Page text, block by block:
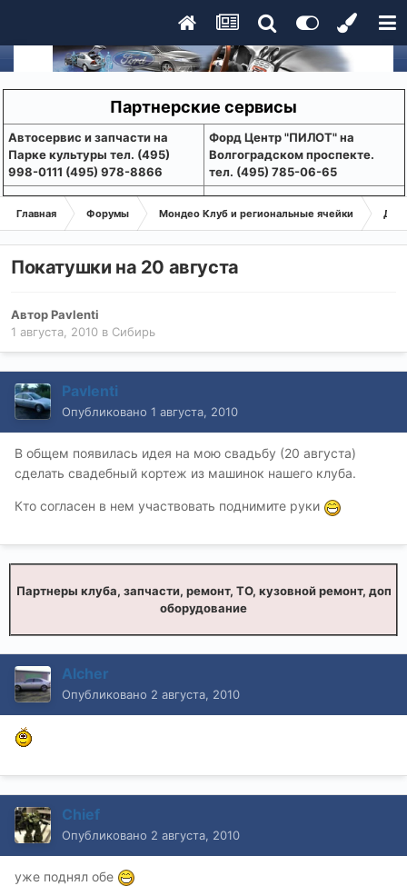
Партнерские сервисы
Aвтосервис и запчасти на
Парке культуры тел. (495)
998-0111 (495) 978-8866
Форд Центр "ПИЛОТ" на
Волгоградском проспекте.
тел. (495) 785-06-65
Главная Форумы Мондео Клуб и региональные ячейки
Покатушки на 20 августа
АвторPavlenti
1 августа, 2010 в Сибирь
Pavlenti
Опубликовано 1 августа, 2010
В общем появилась идея на мою свадьбу (20 августа)
сделать свадебный кортеж из машинок нашего клуба.
Кто согласен в нем участвовать поднимите руки
Партнеры клуба, запчасти, ремонт, ТО, кузовной ремонт, доп
оборудование
Alcher
Опубликовано 2 августа, 2010
Chief
Опубликовано 2 августа, 2010
уже поднял обе